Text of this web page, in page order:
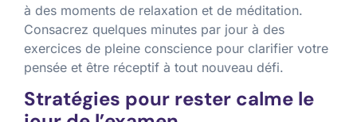
à des moments de relaxation et de méditation.
Consacrez quelques minutes par jour à des
exercices de pleine conscience pour clarifier votre
pensée et être réceptif à tout nouveau défi.
Stratégies pour rester calme le